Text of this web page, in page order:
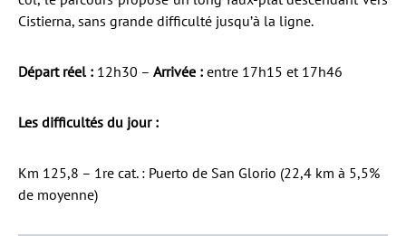
Cistierna, sans grande difficulté jusqu’à la ligne.
Départ réel : 12h30 – Arrivée : entre 17h15 et 17h46
Les difficultés du jour :
Km 125,8 – 1re cat. : Puerto de San Glorio (22,4 km à 5,5%
de moyenne)